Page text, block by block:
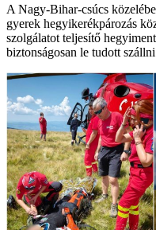
A Nagy-Bihar-csúcs
gyerek hegyikerékpározás
szolgálatot teljesítő
biztonságosan le tudott